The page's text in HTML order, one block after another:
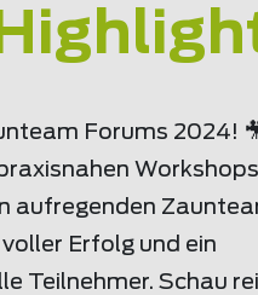
Forums 2024!
aufregenden
Erfolg und ein
Teilnehmer. Schau